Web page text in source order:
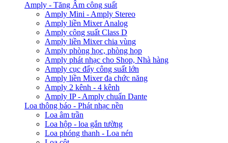
Amply - Tăng Âm công suất
Amply Mini - Amply Stereo
Amply liền Mixer Analog
Amply công suất Class D
Amply liền Mixer chia vùng
Amply phòng học, phòng họp
Amply phát nhạc cho Shop, Nhà hàng
Amply cục đẩy công suất lớn
Amply liền Mixer đa chức năng
Amply 2 kênh - 4 kênh
Amply IP - Amply chuẩn Dante
Loa thông báo - Phát nhạc nền
Loa âm trần
Loa hộp - loa gắn tường
Loa phóng thanh - Loa nén